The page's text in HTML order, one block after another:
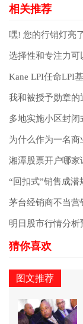
嘿! 您的行销灯亮
选择性和专注力
Kane LPI任命LPI
多地实施小区封闭
为什么作为一名
湘潭股票开户哪
“回扣式”销售成潜
茅台经销商不当
明日股市行情分析
图文推荐